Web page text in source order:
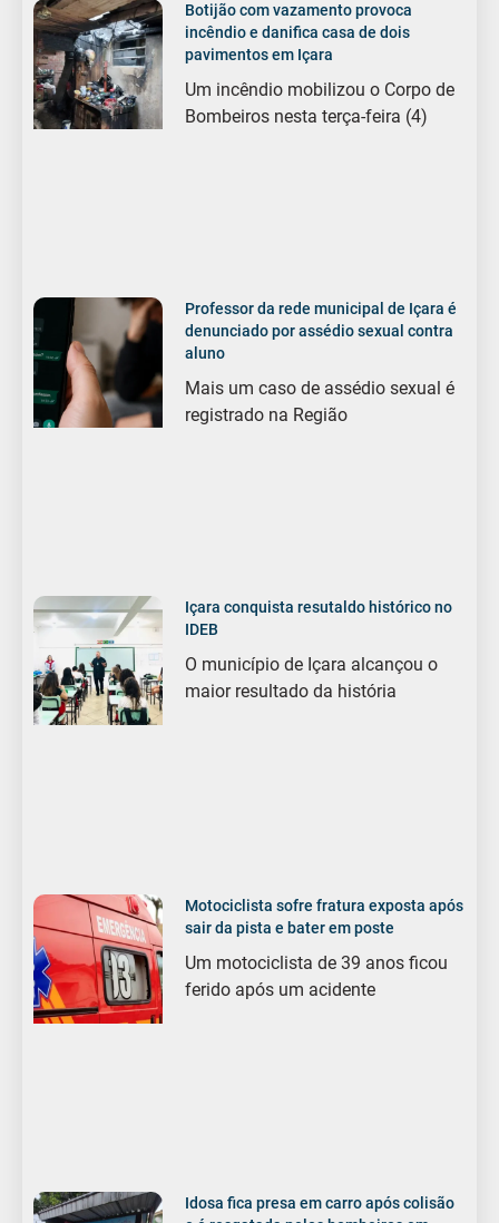
Botijão com vazamento provoca
incêndio e danifica casa de dois
pavimentos em Içara
Um incêndio mobilizou o Corpo de
Bombeiros nesta terça-feira (4)
Professor da rede municipal de Içara é
denunciado por assédio sexual contra
aluno
Mais um caso de assédio sexual é
registrado na Região
Içara conquista resutaldo histórico no
IDEB
O município de Içara alcançou o
maior resultado da história
Motociclista sofre fratura exposta após
sair da pista e bater em poste
Um motociclista de 39 anos ficou
ferido após um acidente
Idosa fica presa em carro após colisão